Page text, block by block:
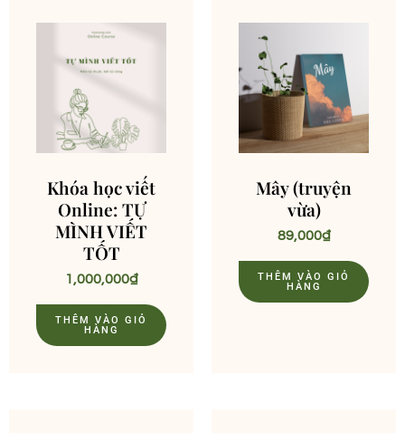
Khóa học viết
Online: TỰ
MÌNH VIẾT
TỐT
1,000,000₫
THÊM VÀO GIỎ
HÀNG
Mây (truyện
vừa)
89,000₫
THÊM VÀO GIỎ
HÀNG